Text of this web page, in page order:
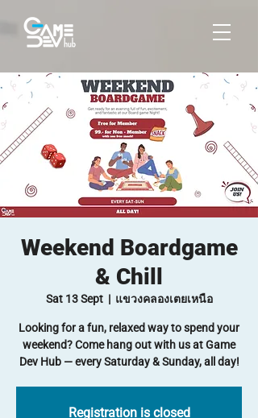
Weekend Boardgame
& Chill
Sat 13 Sept
  |
แขวงคลองเตยเหนือ
Looking for a fun, relaxed way to spend your
weekend? Come hang out with us at Game
Dev Hub — every Saturday & Sunday, all day!
Registration is closed